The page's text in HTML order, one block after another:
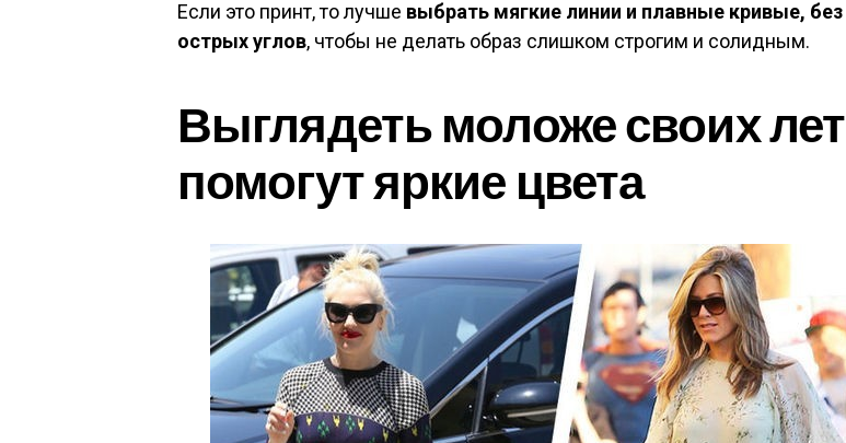
Если это принт, то лучше выбрать мягкие линии и плавные кривые, без
острых углов, чтобы не делать образ слишком строгим и солидным.
Выглядеть моложе своих лет
помогут яркие цвета